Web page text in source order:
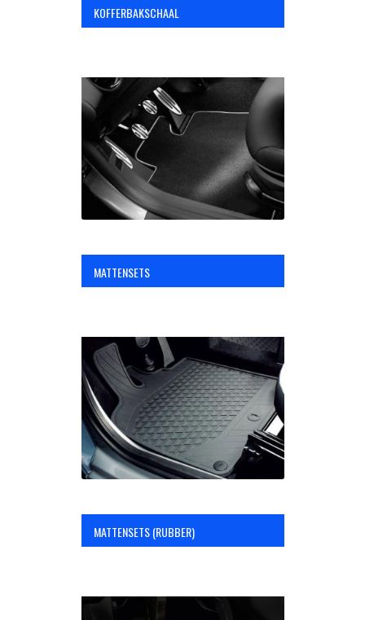
KOFFERBAKSCHAAL
MATTENSETS
MATTENSETS (RUBBER)